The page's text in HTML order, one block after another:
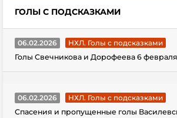
ГОЛЫ С ПОДСКАЗКАМИ
06.02.2026
НХЛ. Голы с подсказками
Голы Свечникова и Дорофеева 6 февраля
06.02.2026
НХЛ. Голы с подсказками
Спасения и пропущенные голы